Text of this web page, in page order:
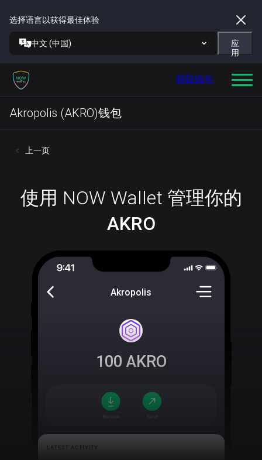
选择语言以获得最佳体验
中文 (中国)
应
用
获取钱包
Akropolis (AKRO)钱包
上一页
使用 NOW Wallet 管理你的
AKRO
Akropolis
100 AKRO